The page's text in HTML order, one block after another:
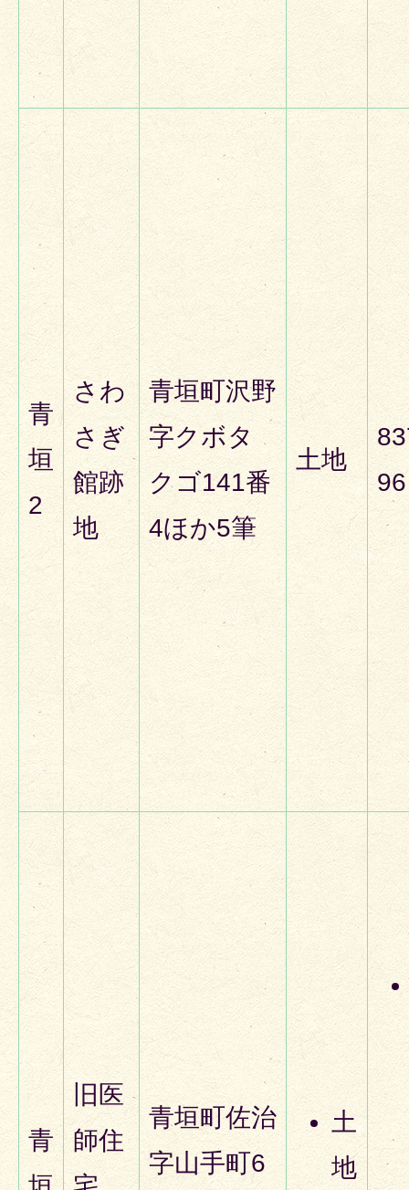
青
垣
2
さわ
さぎ
館跡
地
青垣町沢野
字クボタ
クゴ141番
4ほか5筆
土地
96
青
旧医
師住
青垣町佐治
字山手町6
土
地